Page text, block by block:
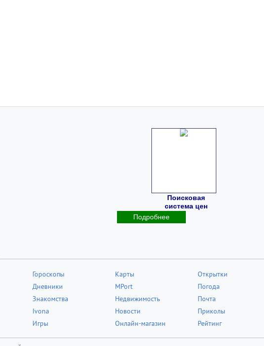
Поисковая
система цен
Подробнее
Гороскопы
Дневники
Знакомства
Ivona
Игры
Карты
MPort
Недвижимость
Новости
Онлайн-магазин
Открытки
Погода
Почта
Приколы
Рейтинг